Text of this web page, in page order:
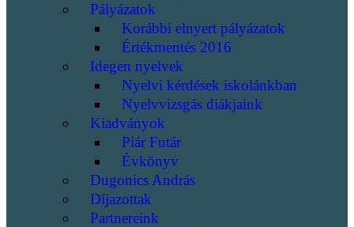
Pályázatok
Korábbi elnyert pályázatok
Értékmentés 2016
Idegen nyelvek
Nyelvi kérdések iskolánkban
Nyelvvizsgás diákjaink
Kiadványok
Piár Futár
Évkönyv
Dugonics András
Díjazottak
Partnereink